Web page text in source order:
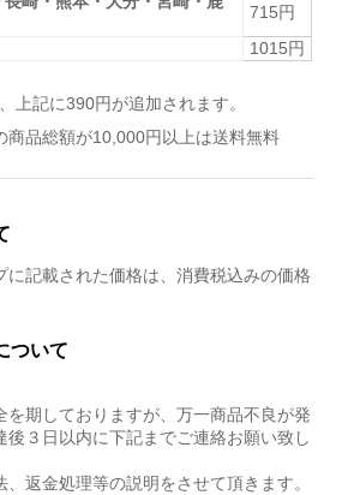
715円
1015円
上記に390円が追加されます。
商品総額が10,000円以上は送料無料
に記載された価格は、消費税込みの価格
ついて
を期しておりますが、万一商品不良が発
後３日以内に下記までご連絡お願い致し
、返金処理等の説明をさせて頂きます。